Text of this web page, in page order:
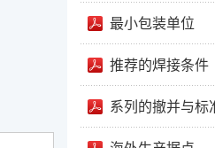
最小包装单位
推荐的焊接条件
系列的撤并与标